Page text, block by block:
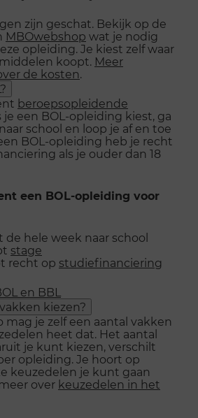
zijn geschat. Bekijk op de
MBOwebshop wat je nodig
opleiding. Je kiest zelf waar
koopt. Meer
de kosten.
beroepsopleidende
je een BOL-opleiding kiest, ga
school en loop je af en toe
BOL-opleiding heb je recht
als je ouder dan 18
een BOL-opleiding voor
de hele week naar school
stage
recht op studiefinanciering
en BBL
kiezen?
mag je zelf een aantal vakken
heet dat. Het aantal
je kunt kiezen, verschilt
opleiding. Je hoort op
keuzedelen je kunt gaan
over keuzedelen in het